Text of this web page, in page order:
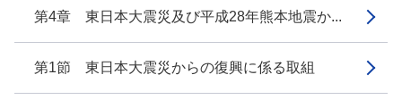
第4章 東日本大震災及び平成28年熊本地震か...
第1節 東日本大震災からの復興に係る取組